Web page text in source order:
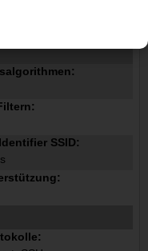
Ausfällen MTBF:
SSID: